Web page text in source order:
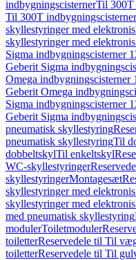
indbygningscisternerTil 300T
Til 300T indbygningscisterner
skyllestyringer med
skyllestyringer med
Sigma indbygningscisterner
Geberit Sigma
Omega indbygningscisterner
Geberit Omega
Sigma indbygningscisterner
Geberit Sigma
pneumatisk skyllestyring
pneumatisk skyllestyringTil
dobbeltskylTil enkeltskyl
WC-skyllestyringer
skyllestyringerMontagesæt
skyllestyringer med
skyllestyringer med
med pneumatisk skyllestyring
modulerToiletmoduler
toiletterReservedele til Til
toiletterReservedele til Til